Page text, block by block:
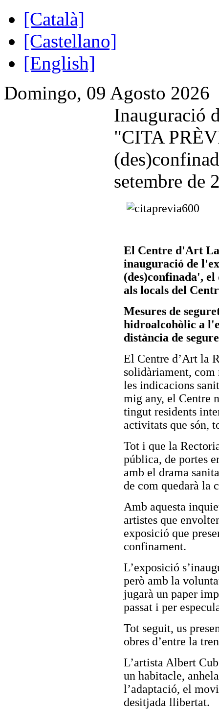
[Català]
[Castellano]
[English]
Domingo, 09 Agosto 2026
Inauguració
"CITA
setembre de
El Centre d'Art
inauguració de
(des)confinada', el
als locals del
Mesures de
hidroalcohòlic a
distància de
El Centre d’Art la
solidàriament, com
les indicacions
mig any, el Centre
tingut residents
activitats que són,
Tot i que la
pública, de portes
amb el drama
de com quedarà la
Amb aquesta
artistes que
exposició que
confinament.
L’exposició
però amb la
jugarà un paper
passat i per
Tot seguit, us
obres d’entre la
L’artista Albert
un habitacle,
l’adaptació, el
desitjada llibertat.